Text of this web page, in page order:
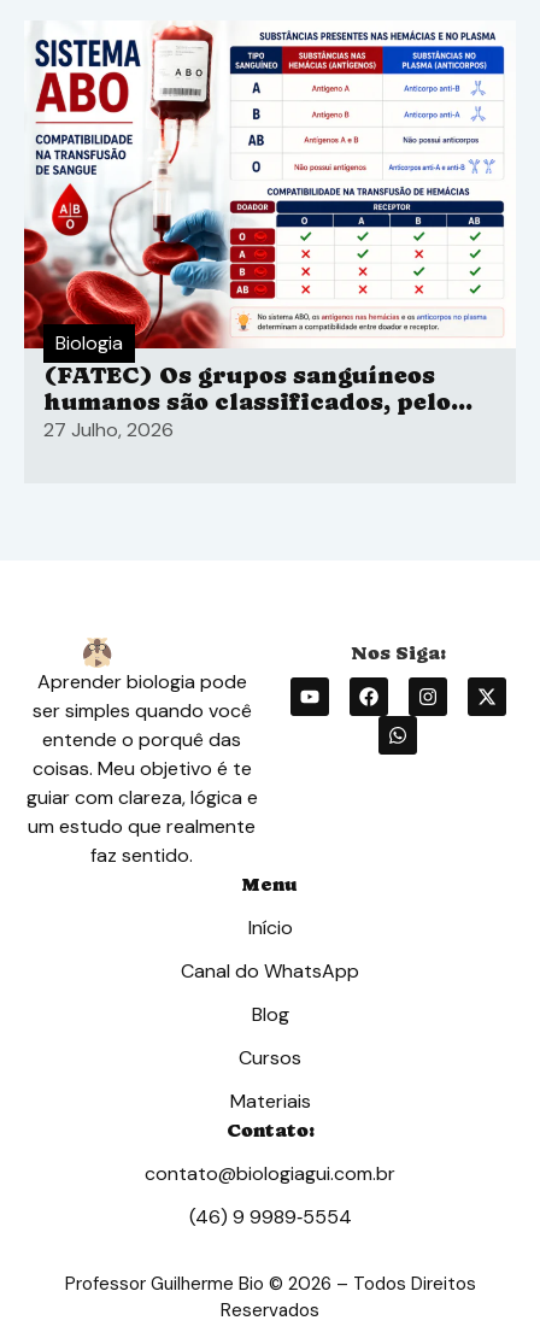
Biologia
(FATEC) Os grupos sanguíneos
humanos são classificados, pelo
sistema ABO
27 Julho, 2026
Aprender biologia pode
ser simples quando você
entende o porquê das
coisas. Meu objetivo é te
guiar com clareza, lógica e
um estudo que realmente
faz sentido.
Menu
Início
Canal do WhatsApp
Blog
Cursos
Materiais
Contato:
contato@biologiagui.com.br
(46) 9 9989‑5554‬
Professor Guilherme Bio © 2026 – Todos Direitos
Reservados